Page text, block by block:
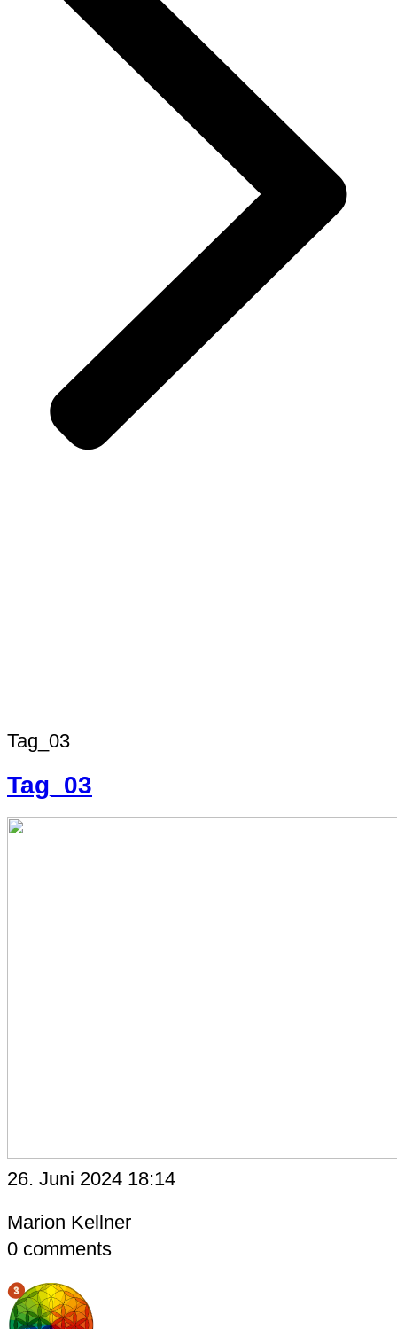
Tag_03
Tag_03
26. Juni 2024 18:14
Marion Kellner
0 comments